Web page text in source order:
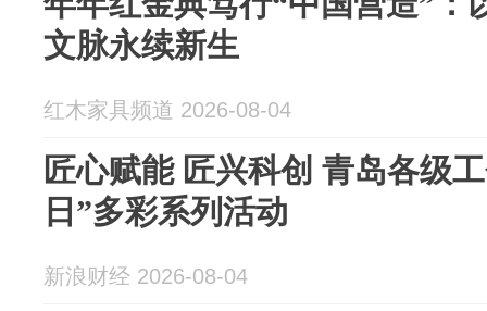
文脉永续新生
红木家具频道 2026-08-04
匠心赋能 匠兴科创 青岛各级
日”多彩系列活动
新浪财经 2026-08-04